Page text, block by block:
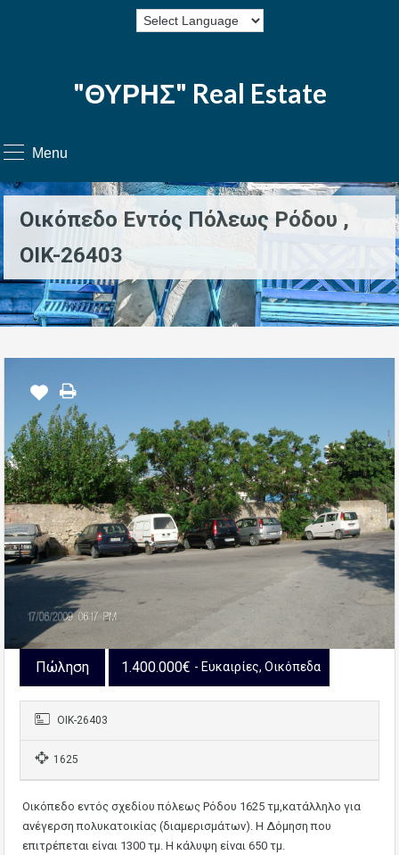
"ΘΥΡΗΣ" Real Estate
Menu
Οικόπεδο Εντός Πόλεως Ρόδου ,
OIK-26403
Πώληση 1.400.000€ - Ευκαιρίες, Οικόπεδα
OIK-26403
1625
Οικόπεδο εντός σχεδίου πόλεως Ρόδου 1625 τμ,κατάλληλο για
ανέγερση πολυκατοικίας (διαμερισμάτων). Η Δόμηση που
επιτρέπεται είναι 1300 τμ. Η κάλυψη είναι 650 τμ.